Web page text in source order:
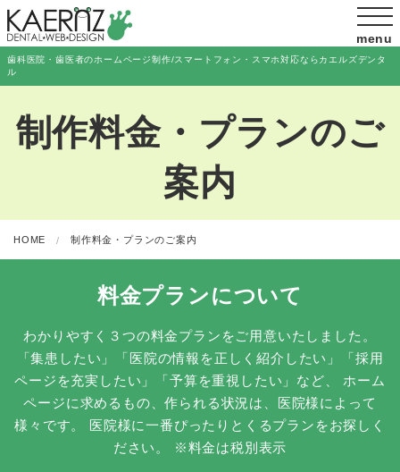
menu
歯科医院・歯医者のホームページ制作/スマートフォン・スマホ対応ならカエルズデンタ
ル
制作料金・プランのご
案内
HOME 制作料金・プランのご案内
料金プランについて
わかりやすく３つの料金プランをご用意いたしました。
「集患したい」「医院の情報を正しく紹介したい」「採用
ページを充実したい」「予算を重視したい」など、
ホーム
ページに求めるもの、作られる状況は、医院様によって
様々です。
医院様に一番ぴったりとくるプランをお探しく
ださい。
※料金は税別表示